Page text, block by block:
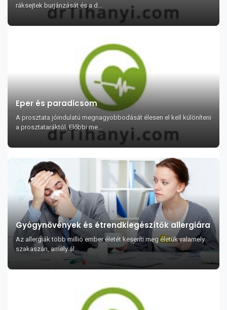
ráksejtek burjánzását és a d...
Eper és paradicsom
A prosztata jóindulatú megnagyobbodását élesen el kell különíteni
a prosztataráktól. Előbbi me...
Gyógynövények és étrendkiegészítők allergiára
Az allergiák több millió ember életét keseríti meg életük valamely
szakaszán, amely ál...